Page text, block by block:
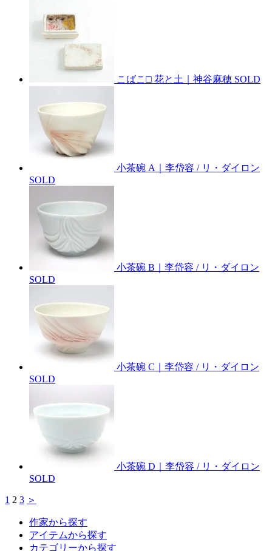
こばこ□ 花と土｜神谷麻穂 SOLD
小茶碗 A｜李岱容 / リ・ダイロン
SOLD
小茶碗 B｜李岱容 / リ・ダイロン
SOLD
小茶碗 C｜李岱容 / リ・ダイロン
SOLD
小茶碗 D｜李岱容 / リ・ダイロン
SOLD
1 2 3 ＞
作家から探す
アイテムから探す
カテゴリーから探す